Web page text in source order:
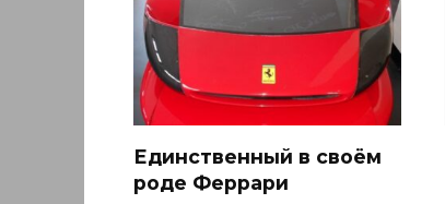
Единственный в своём
роде Феррари